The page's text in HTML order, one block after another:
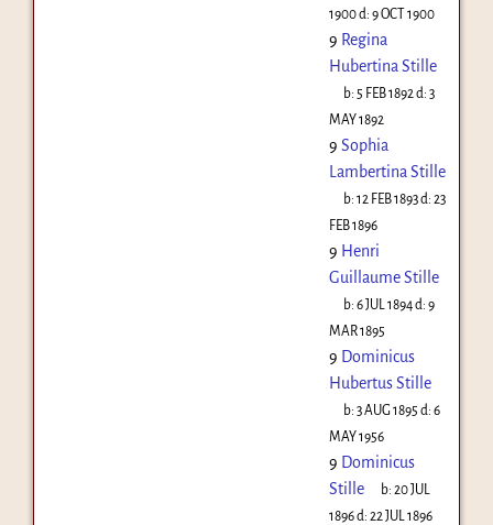
1900d: 9 OCT 1900
9 Regina
Hubertina Stille
b: 5 FEB 1892 d:3
MAY 1892
9 Sophia
Lambertina Stille
b:12 FEB 1893d:23
FEB 1896
9 Henri
Guillaume Stille
b:6 JUL 1894d:9
MAR 1895
9 Dominicus
Hubertus Stille
b:3 AUG 1895 d:6
MAY 1956
9 Dominicus
Stille
b:20 JUL
1896d: 22 JUL 1896